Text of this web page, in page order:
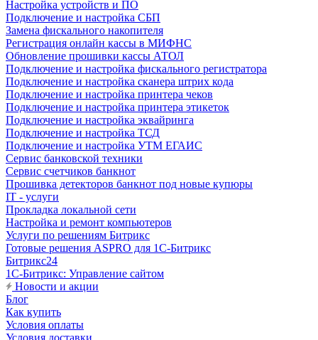
Настройка устройств и ПО
Подключение и настройка СБП
Замена фискального накопителя
Регистрация онлайн кассы в МИФНС
Обновление прошивки кассы АТОЛ
Подключение и настройка фискального регистратора
Подключение и настройка сканера штрих кода
Подключение и настройка принтера чеков
Подключение и настройка принтера этикеток
Подключение и настройка эквайринга
Подключение и настройка ТСД
Подключение и настройка УТМ ЕГАИС
Сервис банковской техники
Сервис счетчиков банкнот
Прошивка детекторов банкнот под новые купюры
IT - услуги
Прокладка локальной сети
Настройка и ремонт компьютеров
Услуги по решениям Битрикс
Готовые решения ASPRO для 1С-Битрикс
Битрикс24
1С-Битрикс: Управление сайтом
Новости и акции
Блог
Как купить
Условия оплаты
Условия доставки